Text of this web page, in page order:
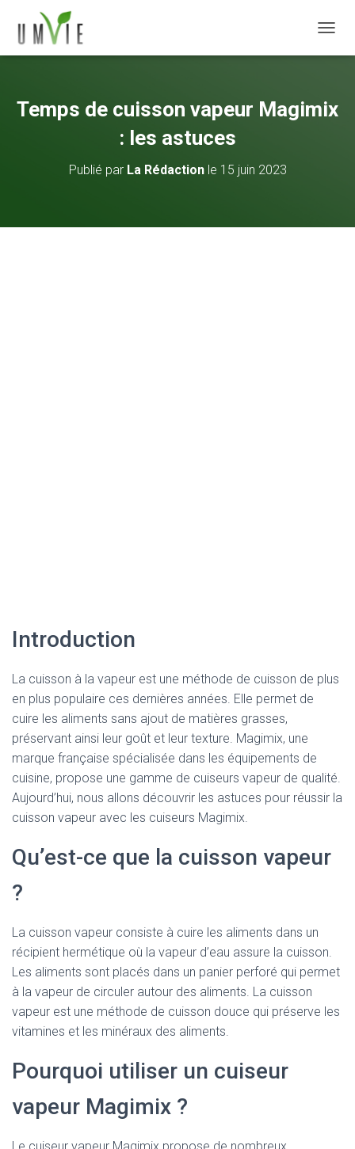
Temps de cuisson vapeur Magimix
: les astuces
Publié par La Rédactionle 15 juin 2023
Introduction
La cuisson à la vapeur est une méthode de cuisson de plus
en plus populaire ces dernières années. Elle permet de
cuire les aliments sans ajout de matières grasses,
préservant ainsi leur goût et leur texture. Magimix, une
marque française spécialisée dans les équipements de
cuisine, propose une gamme de cuiseurs vapeur de qualité.
Aujourd’hui, nous allons découvrir les astuces pour réussir la
cuisson vapeur avec les cuiseurs Magimix.
Qu’est-ce que la cuisson vapeur
?
La cuisson vapeur consiste à cuire les aliments dans un
récipient hermétique où la vapeur d’eau assure la cuisson.
Les aliments sont placés dans un panier perforé qui permet
à la vapeur de circuler autour des aliments. La cuisson
vapeur est une méthode de cuisson douce qui préserve les
vitamines et les minéraux des aliments.
Pourquoi utiliser un cuiseur
vapeur Magimix ?